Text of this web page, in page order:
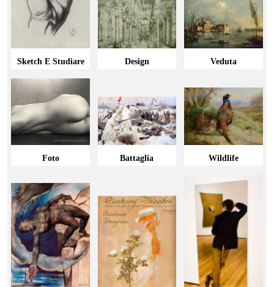
Sketch E Studiare Design Veduta
Foto Battaglia Wildlife